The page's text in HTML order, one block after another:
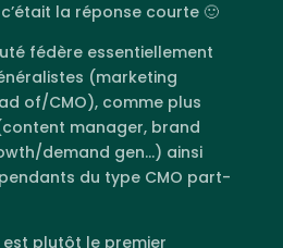
la réponse courte 🙂
fédère essentiellement
(marketing
of/CMO), comme plus
manager, brand
demand gen…) ainsi
du type CMO part-
plutôt le premier